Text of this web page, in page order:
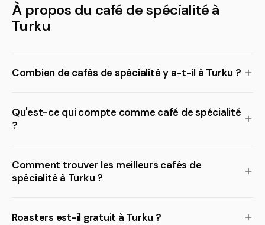
À propos du café de spécialité à
Turku
Combien de cafés de spécialité y a-t-il à Turku ?
Qu'est-ce qui compte comme café de spécialité
?
Comment trouver les meilleurs cafés de
spécialité à Turku ?
Roasters est-il gratuit à Turku ?